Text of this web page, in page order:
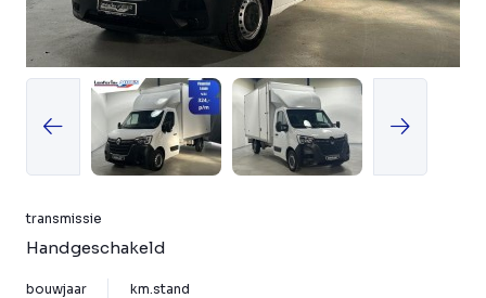
transmissie
Handgeschakeld
bouwjaar km.stand